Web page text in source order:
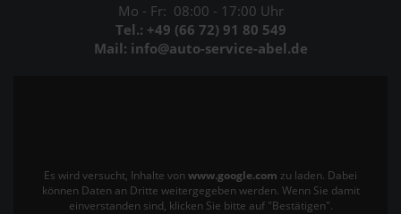
Mo - Fr: 08:00 - 17:00 Uhr
Tel.: +49 (66 72) 91 80 549
Mail: info@auto-service-abel.de
Es wird versucht, Inhalte von www.google.com zu laden. Dabei
können Daten an Dritte weitergegeben werden. Wenn Sie damit
einverstanden sind, klicken Sie bitte auf "Bestätigen".